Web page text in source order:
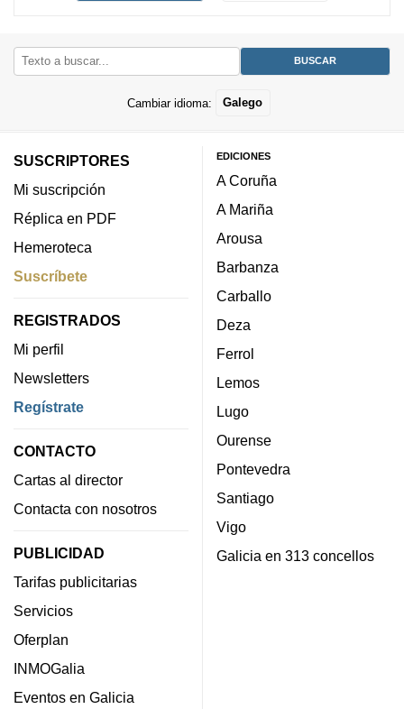
Cambiar idioma: Galego
SUSCRIPTORES
Mi suscripción
Réplica en PDF
Hemeroteca
Suscríbete
REGISTRADOS
Mi perfil
Newsletters
Regístrate
CONTACTO
Cartas al director
Contacta con nosotros
PUBLICIDAD
Tarifas publicitarias
Servicios
Oferplan
INMOGalia
Eventos en Galicia
EDICIONES
A Coruña
A Mariña
Arousa
Barbanza
Carballo
Deza
Ferrol
Lemos
Lugo
Ourense
Pontevedra
Santiago
Vigo
Galicia en 313 concellos